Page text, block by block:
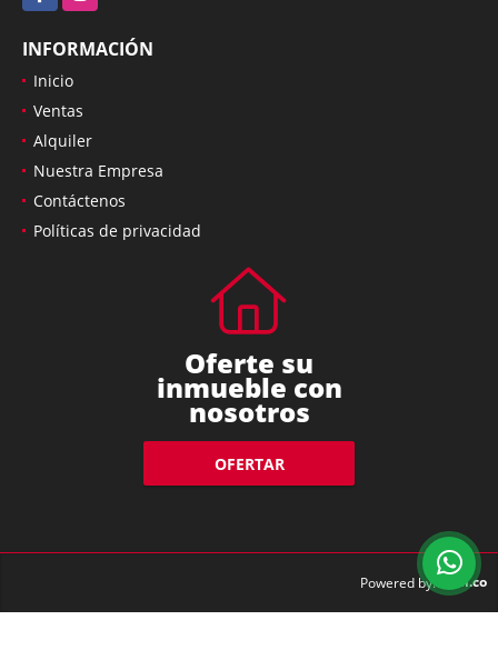
INFORMACIÓN
Inicio
Ventas
Alquiler
Nuestra Empresa
Contáctenos
Políticas de privacidad
Oferte su
inmueble con
nosotros
OFERTAR
Powered by: wasi.co